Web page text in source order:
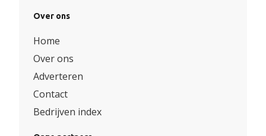
Over ons
Home
Over ons
Adverteren
Contact
Bedrijven index